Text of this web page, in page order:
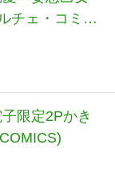
チェ・コミッ
限定2Pかき